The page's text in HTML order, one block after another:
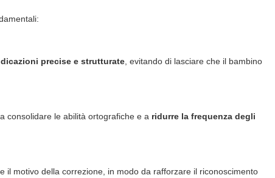
precise e strutturate , evitando di lasciare che il bambino
consolidare le abilità ortografiche e a ridurre la frequenza degli
il motivo della correzione, in modo da rafforzare il riconoscimento